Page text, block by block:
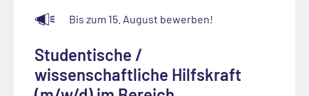
Bis zum 15. August bewerben!
Studentische /
wissenschaftliche Hilfskraft